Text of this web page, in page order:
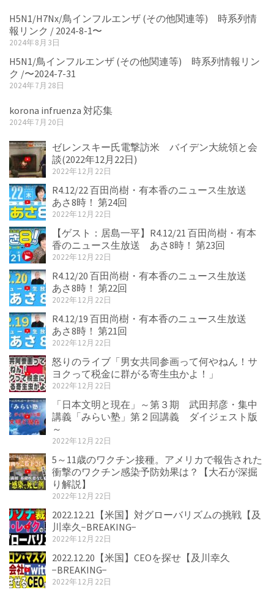
H5N1/H7Nx/鳥インフルエンザ (その他関連等) 時系列情
報リンク / 2024-8-1〜
2024年8月3日
H5N1/鳥インフルエンザ (その他関連等) 時系列情報リン
ク /〜2024-7-31
2024年7月28日
korona infruenza 対応集
2024年7月20日
ゼレンスキー氏電撃訪米 バイデン大統領と会
談(2022年12月22日)
2022年12月22日
R4.12/22 百田尚樹・有本香のニュース生放送
あさ8時！ 第24回
2022年12月22日
【ゲスト：居島一平】R4.12/21 百田尚樹・有本
香のニュース生放送 あさ8時！ 第23回
2022年12月22日
R4.12/20 百田尚樹・有本香のニュース生放送
あさ8時！ 第22回
2022年12月22日
R4.12/19 百田尚樹・有本香のニュース生放送
あさ8時！ 第21回
2022年12月22日
怒りのライブ「男女共同参画って何やねん！サ
ヨクって税金に群がる寄生虫かよ！」
2022年12月22日
「日本文明と現在」～第３期 武田邦彦・集中
講義「みらい塾」第２回講義 ダイジェスト版
～
2022年12月22日
5～11歳のワクチン接種。アメリカで報告された
衝撃のワクチン感染予防効果は？【大石が深掘
り解説】
2022年12月22日
2022.12.21【米国】対グローバリズムの挑戦【及
川幸久−BREAKING−
2022年12月22日
2022.12.20【米国】CEOを探せ【及川幸久
−BREAKING−
2022年12月22日